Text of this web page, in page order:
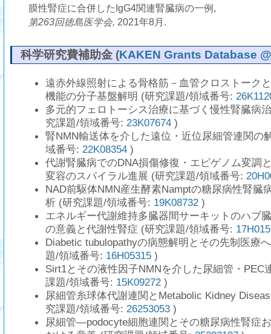
膜性腎症に合併したIgG4関連腎臓病の一例,
第263回徳島医学会, 2021年8月.
科学研究費補助金 (KAKEN Grants Database
遠赤外線照射による骨格筋－血管クロストーク
機能の分子基盤解明 (研究課題/領域番号:
多元的フェロトーシス治療に基づく慢性腎臓病
究課題/領域番号:23K07674 )
腎NMN輸送体を介した遠位・近位尿細管連関の
域番号:22K08354 )
代謝腎臓病でのDNA損傷修復・エピゲノム変調
変容のスパイラル進展 (研究課題/領域番号:
NAD前駆体NMN産生酵素Namptの糖尿病性腎臓
析 (研究課題/領域番号: 19K08732 )
エネルギー代謝維持多臓器間サーキットのハブ
の意義と代謝性腎症 (研究課題/領域番号:
Diabetic tubulopathyの病態解明とその先制医療
題/領域番号: 16H05315 )
Sirt1とその液性因子NMNを介した尿細管・PEC
課題/領域番号: 15K09272 )
尿細管糸球体代謝連関とMetabolic Kidney
究課題/領域番号:26253053 )
尿細管―podocyte細胞連関とその糖尿病性腎症